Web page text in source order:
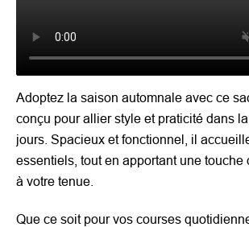
Adoptez la saison automnale avec ce
conçu pour allier style et praticité dans
jours. Spacieux et fonctionnel, il
essentiels, tout en apportant une touche
à votre tenue.
Que ce soit pour vos courses